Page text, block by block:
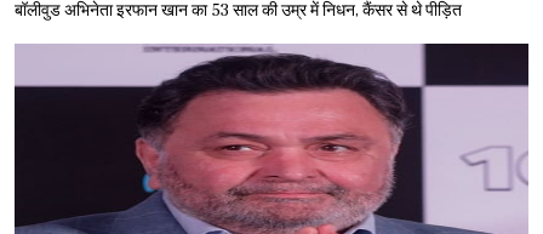
बॉलीवुड अभिनेता इरफान खान का 53 साल की उम्र में निधन, कैंसर से थे पीड़ित